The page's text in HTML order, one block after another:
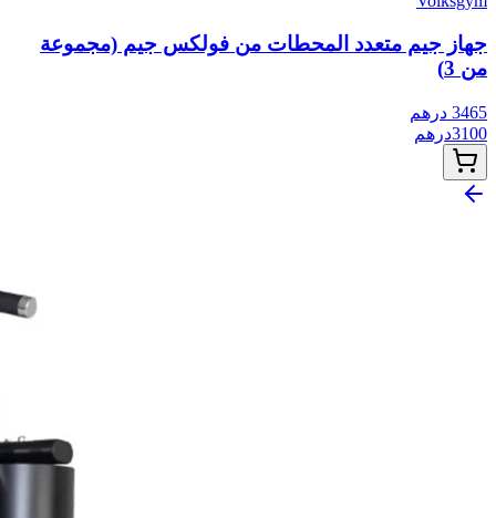
جهاز جيم متعدد المحطات من فولكس جيم (مجموعة
من 3)
3465 درهم
3100درهم